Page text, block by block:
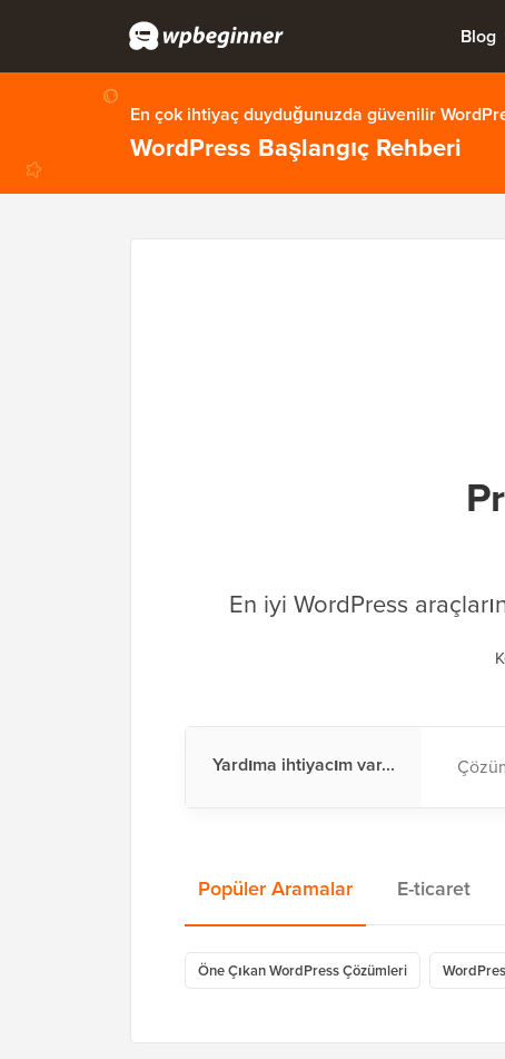
Blog
En çok ihtiyaç duyduğunuzda güvenilir
WordPress Başlangıç Rehberi
En iyi WordPress
Yardıma ihtiyacım var...
Popüler Aramalar E-ticaret
Öne Çıkan WordPress Çözümleri